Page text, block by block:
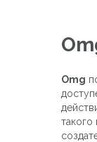
Omg